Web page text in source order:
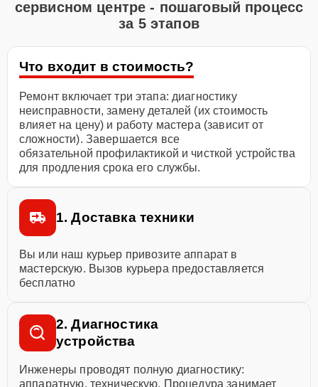
сервисном центре - пошаговый процесс
за 5 этапов
Что входит в стоимость?
Ремонт включает три этапа: диагностику
неисправности, замену деталей (их стоимость
влияет на цену) и работу мастера (зависит от
сложности). Завершается все
обязательной профилактикой и чисткой устройства
для продления срока его службы.
1. Доставка техники
Вы или наш курьер привозите аппарат в
мастерскую. Вызов курьера предоставляется
бесплатно
2. Диагностика
устройства
Инженеры проводят полную диагностику:
аппаратную, техническую. Процедура занимает